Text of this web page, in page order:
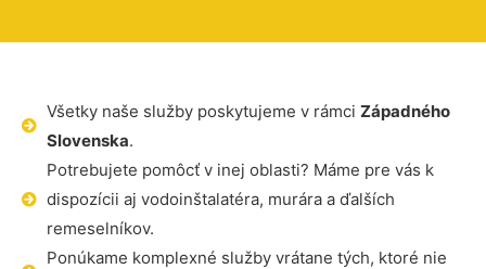
Všetky naše služby poskytujeme v rámci Západného
Slovenska.
Potrebujete pomôcť v inej oblasti? Máme pre vás k
dispozícii aj vodoinštalatéra, murára a ďalších
remeselníkov.
Ponúkame komplexné služby vrátane tých, ktoré nie